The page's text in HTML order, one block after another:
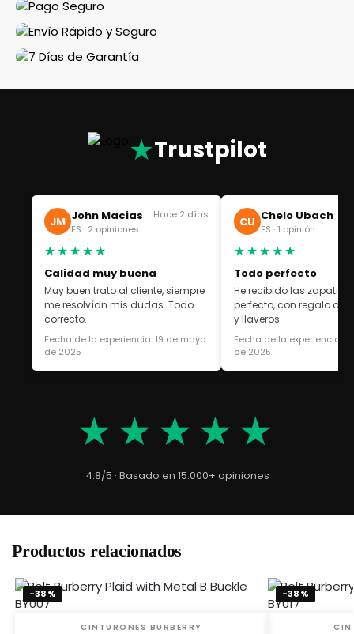
★Trustpilot
JM John Macias
ES · 2 opiniones
Hace 2 días
★★★★★
Calidad muy buena
Muy buen trato al cliente, siempre
me resolvían mis dudas. Todo
correcto.
Fecha de la experiencia: 19 de mayo
de 2025
CU Chelo Ubach
ES · 1 opinión
★★★★★
Todo perfecto
He recibido las
perfecto, con regalo de
y llaveros.
Fecha de la experiencia:
de 2025
★★★★★
4.8/5 · Basado en 15.000+ opiniones
Productos relacionados
-38%
CINTURONES BURBERRY
-38%